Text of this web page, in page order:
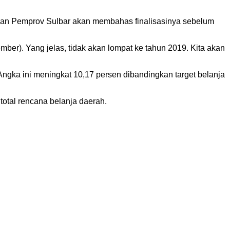
Pemprov Sulbar akan membahas finalisasinya sebelum
Yang jelas, tidak akan lompat ke tahun 2019. Kita akan
ini meningkat 10,17 persen dibandingkan target belanja
rencana belanja daerah.